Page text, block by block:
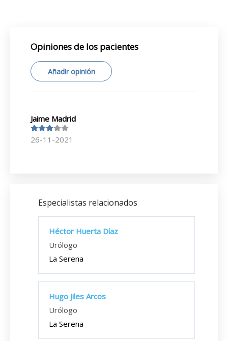
Opiniones de los pacientes
Añadir opinión
Jaime Madrid
26-11-2021
Especialistas relacionados
Héctor Huerta Díaz
Urólogo
La Serena
Hugo Jiles Arcos
Urólogo
La Serena